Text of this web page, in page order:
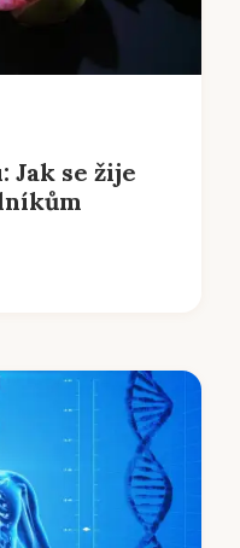
Jak se žije